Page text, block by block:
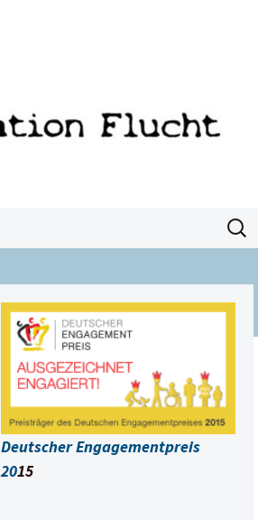
Suchen
nach:
Deutscher Engagementpreis
2015